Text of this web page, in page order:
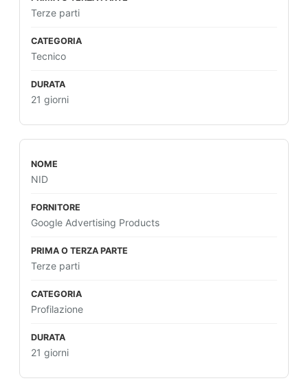
Terze parti
Tecnico
21 giorni
NID
Google Advertising Products
Terze parti
Profilazione
21 giorni